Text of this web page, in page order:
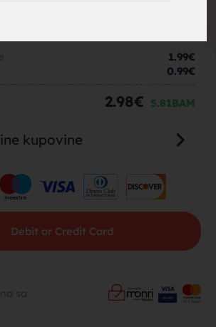
1.99€
0.99€
2.98€ 5.81BAM
kupovine
Debit or Credit Card
brak,